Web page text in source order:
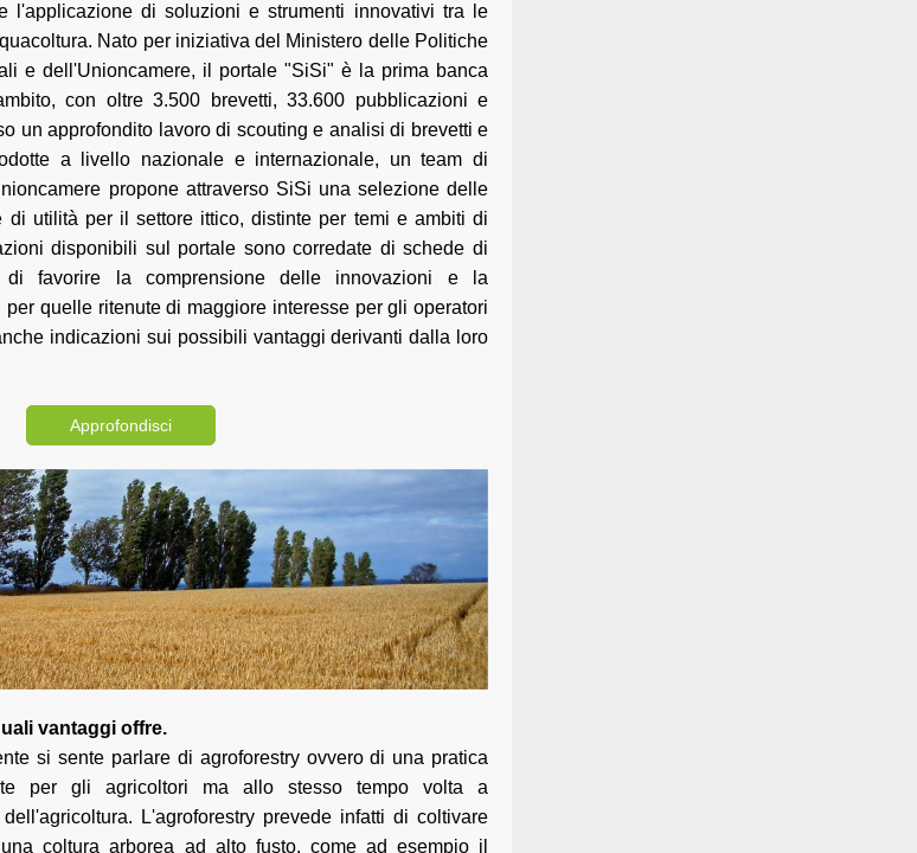
l'applicazione di soluzioni e strumenti innovativi tra le
Nato per iniziativa del Ministero delle Politiche
e dell'Unioncamere, il portale "SiSi" è la prima banca
con oltre 3.500 brevetti, 33.600 pubblicazioni e
un approfondito lavoro di scouting e analisi di brevetti e
a livello nazionale e internazionale, un team di
propone attraverso SiSi una selezione delle
di utilità per il settore ittico, distinte per temi e ambiti di
disponibili sul portale sono corredate di schede di
di favorire la comprensione delle innovazioni e la
quelle ritenute di maggiore interesse per gli operatori
indicazioni sui possibili vantaggi derivanti dalla loro
Approfondisci
vantaggi offre.
si sente parlare di agroforestry ovvero di una pratica
per gli agricoltori ma allo stesso tempo volta a
L'agroforestry prevede infatti di coltivare
coltura arborea ad alto fusto, come ad esempio il